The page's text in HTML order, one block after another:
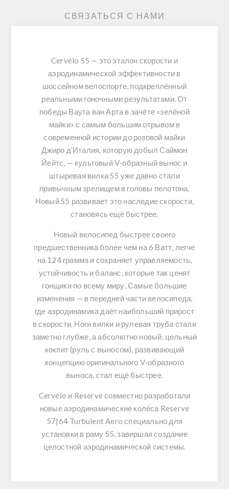
СВЯЗАТЬСЯ С НАМИ
Cervélo S5 — это эталон скорости и
аэродинамической эффективности в
шоссейном велоспорте, подкреплённый
реальными гоночными результатами. От
победы Ваута ван Арта в зачёте «зелёной
майки» с самым большим отрывом в
современной истории до розовой майки
Джиро д’Италия, которую добыл Саймон
Йейтс, — культовый V-образный вынос и
штыревая вилка S5 уже давно стали
привычным зрелищем в головы пелотона.
Новый S5 развивает это наследие скорости,
становясь ещё быстрее.
Новый велосипед быстрее своего
предшественника более чем на 6 Ватт, легче
на 124 грамма и сохраняет управляемость,
устойчивость и баланс, которые так ценят
гонщики по всему миру. Самые большие
изменения — в передней части велосипеда,
где аэродинамика даёт наибольший прирост
в скорости. Ноги вилки и рулевая труба стали
заметно глубже, а абсолютно новый, цельный
кокпит (руль с выносом), развивающий
концепцию оригинального V-образного
выноса, стал ещё быстрее.
Cervélo и Reserve совместно разработали
новые аэродинамические колёса Reserve
57|64 Turbulent Aero специально для
установки в раму S5, завершая создание
целостной аэродинамической системы.